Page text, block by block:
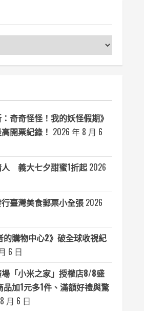
奇奇怪怪！我的妖怪假期》
開票紀錄！ 2026 年 8 月 6
人 義大七夕甜蜜1折起 2026
臺灣美食郵票小全張 2026
的購物中心2》破全球收視紀
6 日
「小米之家」授權店8/8盛
加1元多1件、滿額好禮與驚
月 6 日